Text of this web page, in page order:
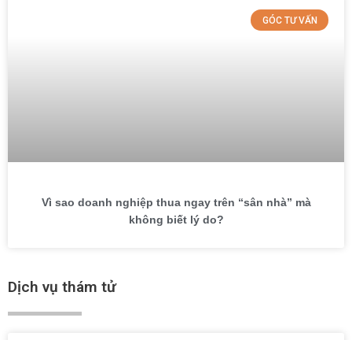
GÓC TƯ VẤN
Vì sao doanh nghiệp thua ngay trên “sân nhà” mà
không biết lý do?
Dịch vụ thám tử